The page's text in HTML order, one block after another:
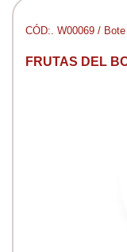
CÓD:. W00069 /
FRUTAS DEL